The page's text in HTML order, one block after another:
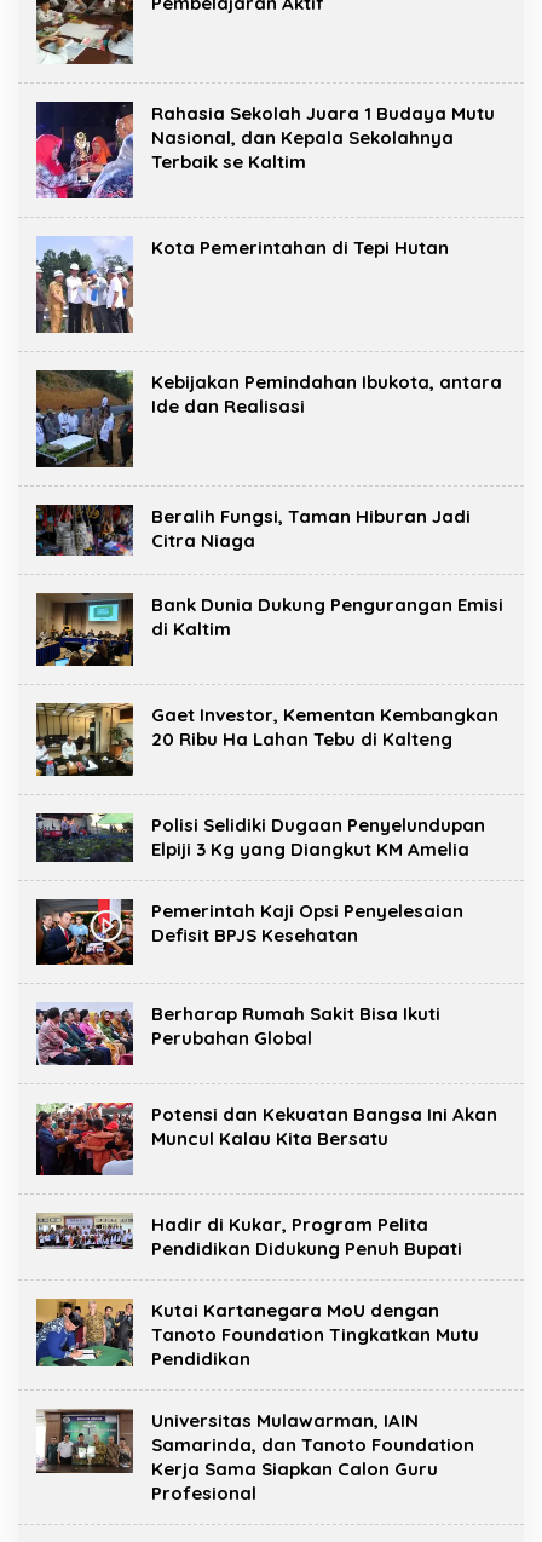
Rahasia Sekolah Juara 1 Budaya Mutu
Nasional, dan Kepala Sekolahnya
Terbaik se Kaltim
Kota Pemerintahan di Tepi Hutan
Kebijakan Pemindahan Ibukota, antara
Ide dan Realisasi
Beralih Fungsi, Taman Hiburan Jadi
Citra Niaga
Bank Dunia Dukung Pengurangan Emisi
di Kaltim
Gaet Investor, Kementan Kembangkan
20 Ribu Ha Lahan Tebu di Kalteng
Polisi Selidiki Dugaan Penyelundupan
Elpiji 3 Kg yang Diangkut KM Amelia
Pemerintah Kaji Opsi Penyelesaian
Defisit BPJS Kesehatan
Berharap Rumah Sakit Bisa Ikuti
Perubahan Global
Potensi dan Kekuatan Bangsa Ini Akan
Muncul Kalau Kita Bersatu
Hadir di Kukar, Program Pelita
Pendidikan Didukung Penuh Bupati
Kutai Kartanegara MoU dengan
Tanoto Foundation Tingkatkan Mutu
Pendidikan
Universitas Mulawarman, IAIN
Samarinda, dan Tanoto Foundation
Kerja Sama Siapkan Calon Guru
Profesional